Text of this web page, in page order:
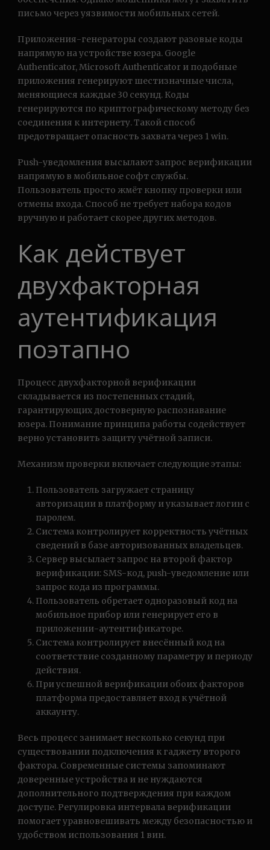
письмо через уязвимости мобильных сетей.
Приложения-генераторы создают разовые коды
напрямую на устройстве юзера. Google
Authenticator, Microsoft Authenticator и подобные
приложения генерируют шестизначные числа,
меняющиеся каждые 30 секунд. Коды
генерируются по криптографическому методу без
соединения к интернету. Такой способ
предотвращает опасность захвата через 1 win.
Push-уведомления высылают запрос верификации
напрямую в мобильное софт службы.
Пользователь просто жмёт кнопку проверки или
отмены входа. Способ не требует набора кодов
вручную и работает скорее других методов.
Как действует
двухфакторная
аутентификация
поэтапно
Процесс двухфакторной верификации
складывается из постепенных стадий,
гарантирующих достоверную распознавание
юзера. Понимание принципа работы содействует
верно установить защиту учётной записи.
Механизм проверки включает следующие этапы:
Пользователь загружает страницу
авторизации в платформу и указывает логин с
паролем.
Система контролирует корректность учётных
сведений в базе авторизованных владельцев.
Сервер высылает запрос на второй фактор
верификации: SMS-код, push-уведомление или
запрос кода из программы.
Пользователь обретает одноразовый код на
мобильное прибор или генерирует его в
приложении-аутентификаторе.
Система контролирует внесённый код на
соответствие созданному параметру и периоду
действия.
При успешной верификации обоих факторов
платформа предоставляет вход к учётной
аккаунту.
Весь процесс занимает несколько секунд при
существовании подключения к гаджету второго
фактора. Современные системы запоминают
доверенные устройства и не нуждаются
дополнительного подтверждения при каждом
доступе. Регулировка интервала верификации
помогает уравновешивать между безопасностью и
удобством использования 1 вин.